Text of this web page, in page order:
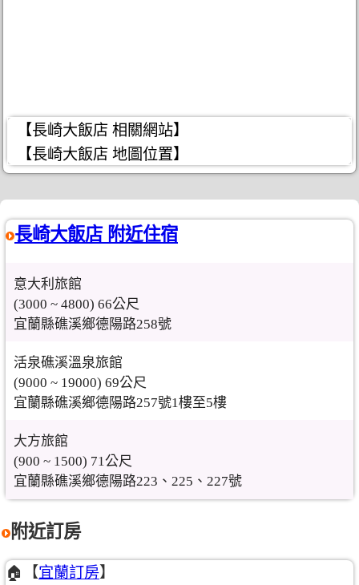
【長崎大飯店 相關網站】
【長崎大飯店 地圖位置】
長崎大飯店 附近住宿
意大利旅館
(3000 ~ 4800) 66公尺
宜蘭縣礁溪鄉德陽路258號
活泉礁溪溫泉旅館
(9000 ~ 19000) 69公尺
宜蘭縣礁溪鄉德陽路257號1樓至5樓
大方旅館
(900 ~ 1500) 71公尺
宜蘭縣礁溪鄉德陽路223、225、227號
附近訂房
🏠【宜蘭訂房】